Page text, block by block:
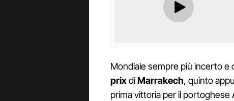
Mondiale sempre più incerto e
prixdiMarrakech, quinto
prima vittoria per il portoghese